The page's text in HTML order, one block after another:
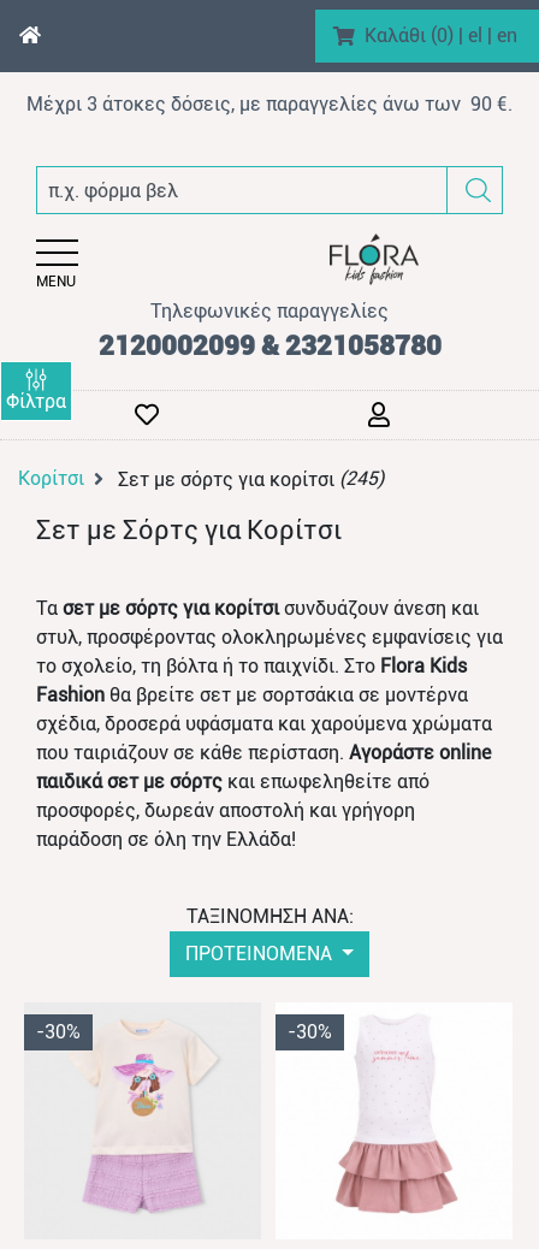
Καλάθι (0) | el | en
(Κορίτσι)
(Βρεφικό)
(AΞEΣOYAP)
(Brand)
(Προϊόντα)
Μέχρι 3 άτοκες δόσεις, με παραγγελίες άνω των 90 €.
π.χ. φόρμα βελουτέ
MENU
Τηλεφωνικές παραγγελίες
2120002099 & 2321058780
Κορίτσι Σετ με σόρτς για κορίτσι (245)
Φίλτρα
Σετ με Σόρτς για Κορίτσι
Τα σετ με σόρτς για κορίτσισυνδυάζουν άνεση και
στυλ, προσφέροντας ολοκληρωμένες εμφανίσεις για
το σχολείο, τη βόλτα ή το παιχνίδι. Στο Flora Kids
Fashion θα βρείτε σετ με σορτσάκια σε μοντέρνα
σχέδια, δροσερά υφάσματα και χαρούμενα χρώματα
που ταιριάζουν σε κάθε περίσταση. Αγοράστε online
παιδικά σετ με σόρτς και επωφεληθείτε από
προσφορές, δωρεάν αποστολή και γρήγορη
παράδοση σε όλη την Ελλάδα!
ΤΑΞΙΝΟΜΗΣΗ ΑΝΑ:
ΠΡΟΤΕΙΝΟΜΕΝΑ
-30% -30%